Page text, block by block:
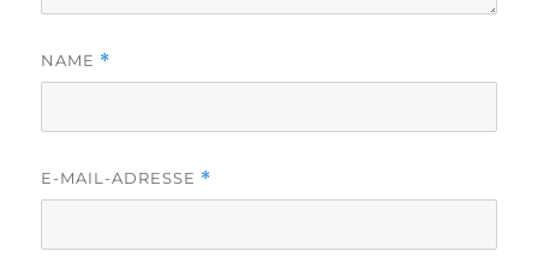
NAME *
E-MAIL-ADRESSE *